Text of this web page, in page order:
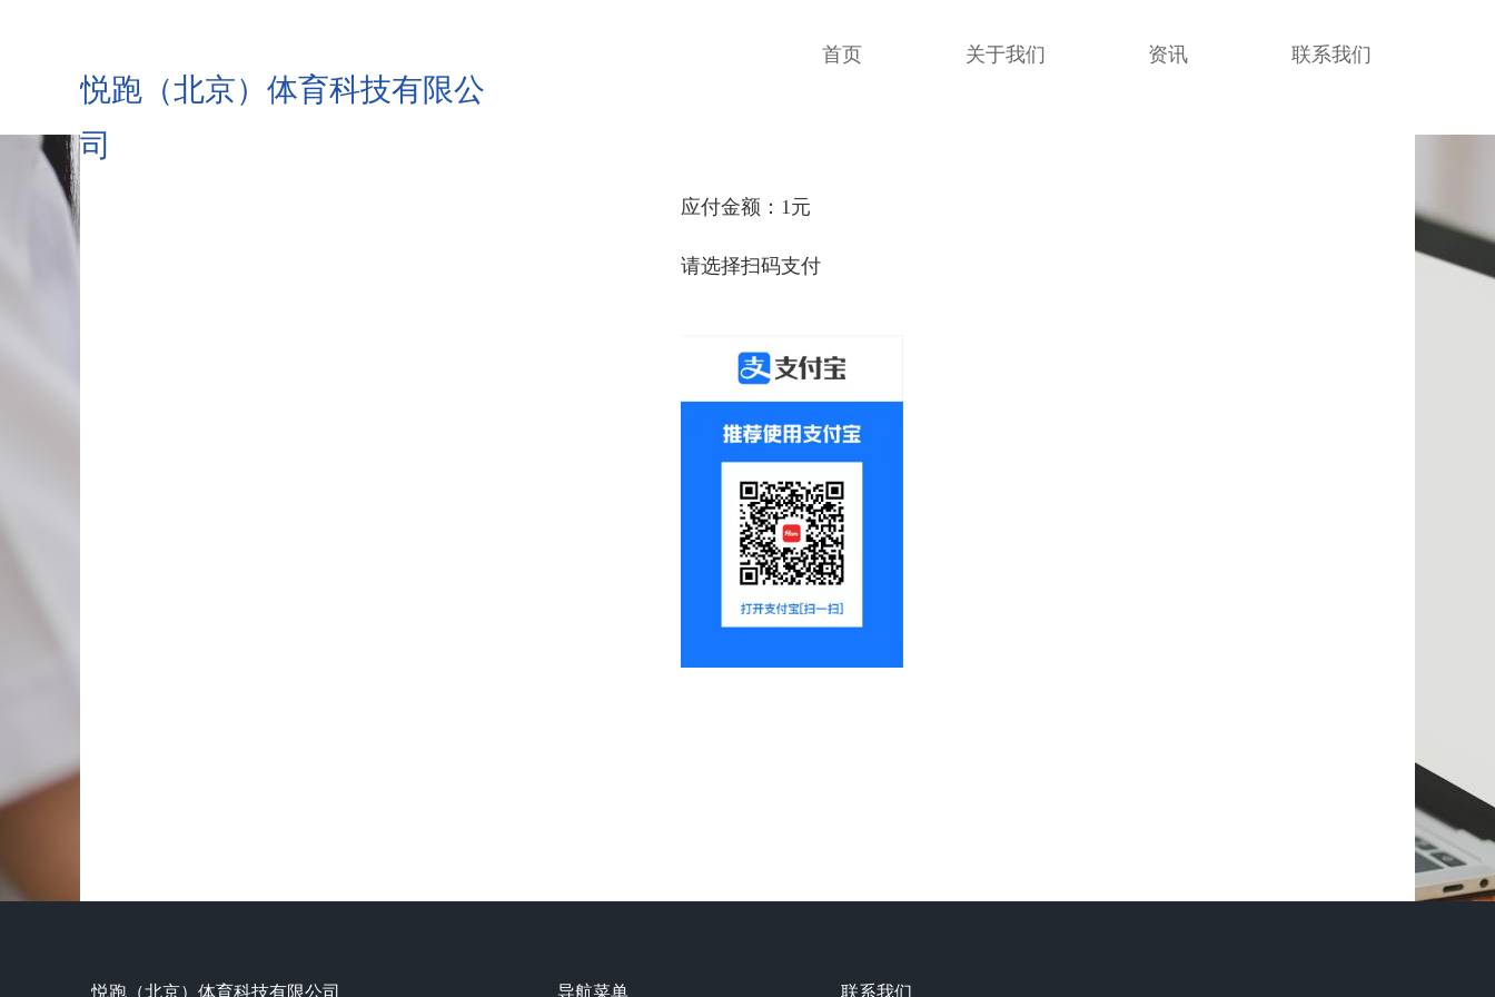
首页 关于我们 资讯 联系我们
悦跑（北京）体育科技有限公
司
请选择扫码支付
应付金额：1元
导航菜单 联系我们
悦跑（北京）体育科技有限公司